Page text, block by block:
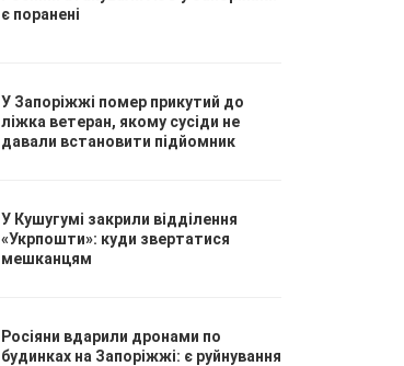
є поранені
У Запоріжжі помер прикутий до
ліжка ветеран, якому сусіди не
давали встановити підйомник
У Кушугумі закрили відділення
«Укрпошти»: куди звертатися
мешканцям
Росіяни вдарили дронами по
будинках на Запоріжжі: є руйнування